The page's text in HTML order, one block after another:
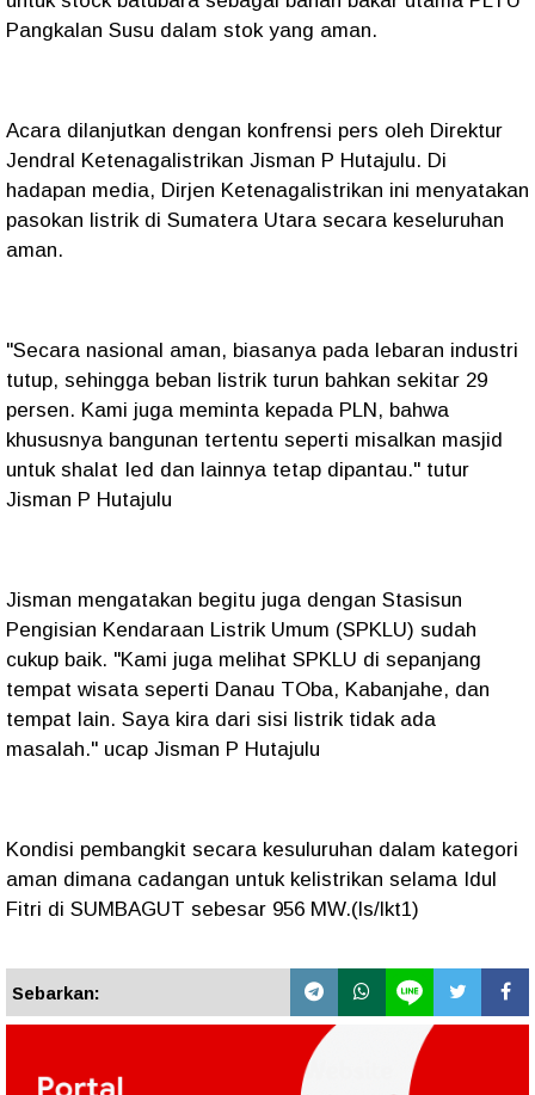
Pangkalan Susu dalam stok yang aman.
Acara dilanjutkan dengan konfrensi pers oleh Direktur
Jendral Ketenagalistrikan Jisman P Hutajulu. Di
hadapan media, Dirjen Ketenagalistrikan ini menyatakan
pasokan listrik di Sumatera Utara secara keseluruhan
aman.
"Secara nasional aman, biasanya pada lebaran industri
tutup, sehingga beban listrik turun bahkan sekitar 29
persen. Kami juga meminta kepada PLN, bahwa
khususnya bangunan tertentu seperti misalkan masjid
untuk shalat Ied dan lainnya tetap dipantau." tutur
Jisman P Hutajulu
Jisman mengatakan begitu juga dengan Stasisun
Pengisian Kendaraan Listrik Umum (SPKLU) sudah
cukup baik. "Kami juga melihat SPKLU di sepanjang
tempat wisata seperti Danau TOba, Kabanjahe, dan
tempat lain. Saya kira dari sisi listrik tidak ada
masalah." ucap Jisman P Hutajulu
Kondisi pembangkit secara kesuluruhan dalam kategori
aman dimana cadangan untuk kelistrikan selama Idul
Fitri di SUMBAGUT sebesar 956 MW.(ls/lkt1)
Sebarkan: